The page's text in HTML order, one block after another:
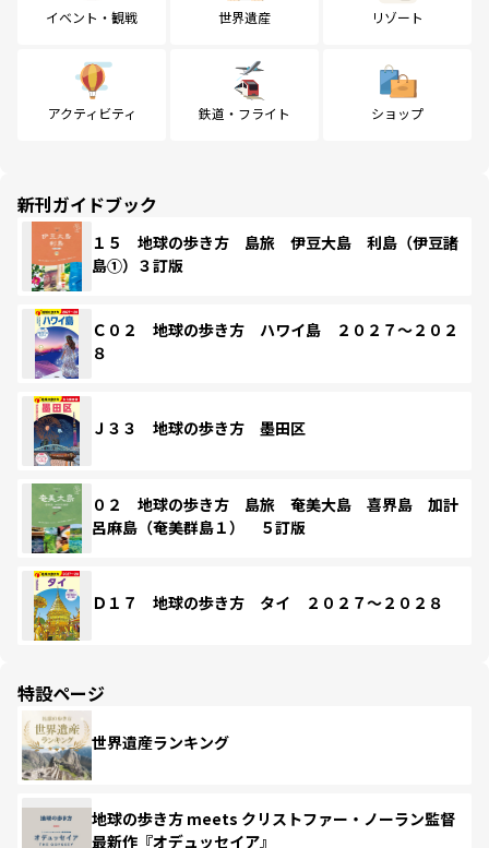
イベント・観戦 世界遺産 リゾート
アクティビティ 鉄道・フライト ショップ
新刊ガイドブック
１５ 地球の歩き方 島旅 伊豆大島 利島（伊豆諸
島①）３訂版
Ｃ０２ 地球の歩き方 ハワイ島 ２０２７～２０２
８
Ｊ３３ 地球の歩き方 墨田区
０２ 地球の歩き方 島旅 奄美大島 喜界島 加計
呂麻島（奄美群島１） ５訂版
Ｄ１７ 地球の歩き方 タイ ２０２７～２０２８
特設ページ
世界遺産ランキング
地球の歩き方 meets クリストファー・ノーラン監督
最新作『オデュッセイア』